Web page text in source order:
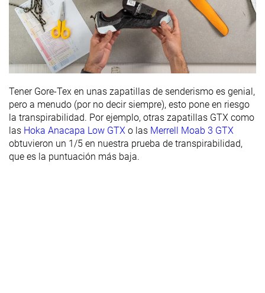
Tener Gore-Tex en unas zapatillas de senderismo es genial,
pero a menudo (por no decir siempre), esto pone en riesgo
la transpirabilidad. Por ejemplo, otras zapatillas GTX como
las Hoka Anacapa Low GTX o las Merrell Moab 3 GTX
obtuvieron un 1/5 en nuestra prueba de transpirabilidad,
que es la puntuación más baja.